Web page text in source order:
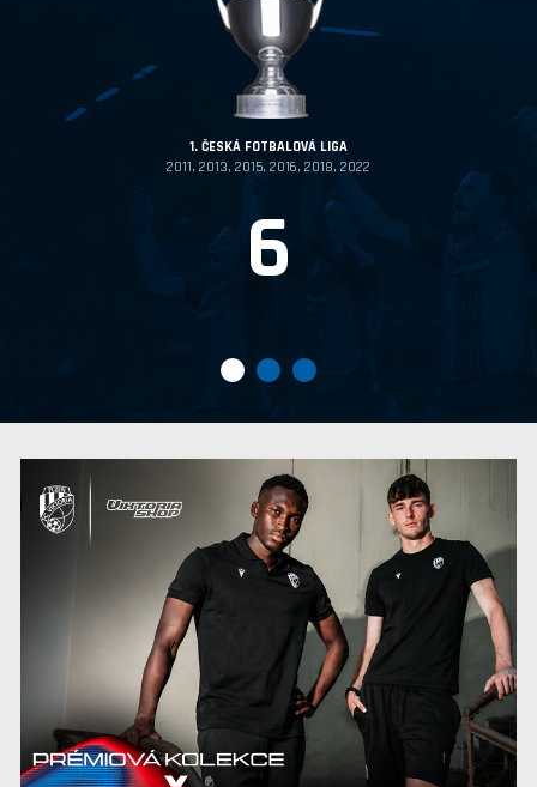
1. ČESKÁ FOTBALOVÁ LIGA
2011, 2013, 2015, 2016, 2018, 2022
6